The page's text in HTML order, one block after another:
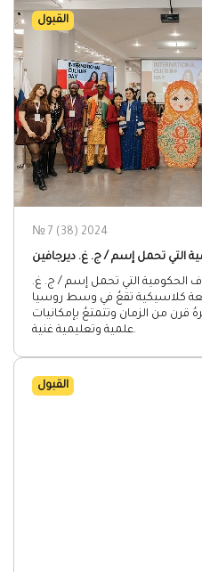
القبول
№ 7 (38) 2024
التي تحمل إسم / ج. غ. ديرجافين
الحكومية التي تحمل إسم / ج. غ.
كلاسيكية تقعُ في وسط روسيا
قرن من الزمان وتتمتعُ بإمكانيات
علمية وتعليمية غنية.
القبول